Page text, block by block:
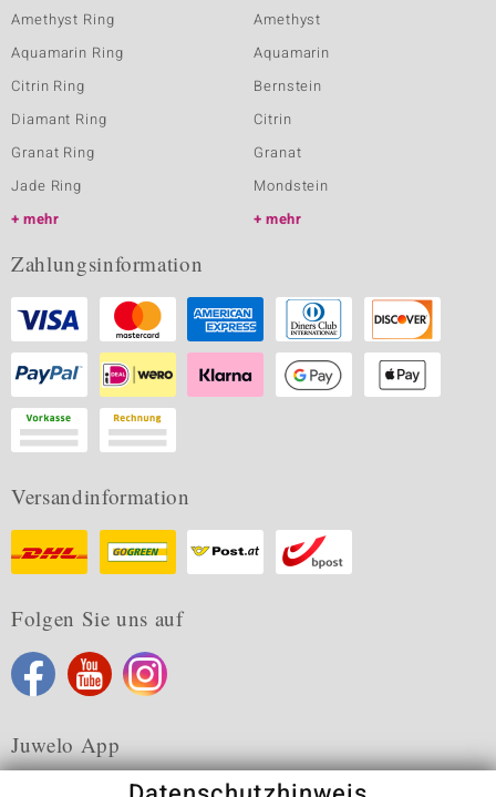
Amethyst Ring
Aquamarin Ring
Citrin Ring
Diamant Ring
Granat Ring
Jade Ring
mehr
Amethyst
Aquamarin
Bernstein
Citrin
Granat
Mondstein
mehr
Zahlungsinformation
Versandinformation
Folgen Sie uns auf
Juwelo App